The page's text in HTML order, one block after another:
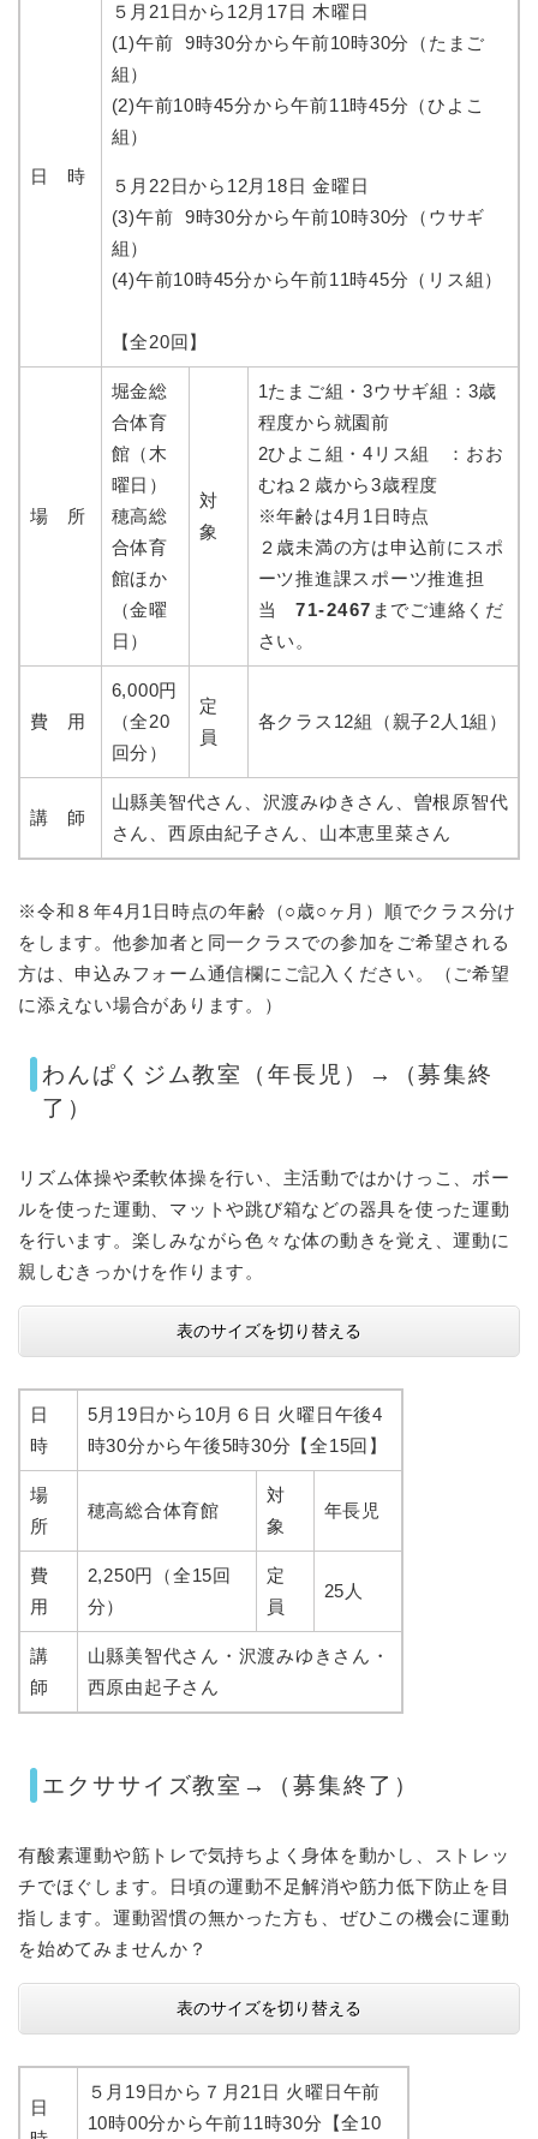
日 時
５月21日から12月17日 木曜日
(1)午前 9時30分から午前10時30分（たまご
組）
(2)午前10時45分から午前11時45分（ひよこ
組）
５月22日から12月18日 金曜日
(3)午前 9時30分から午前10時30分（ウサギ
組）
(4)午前10時45分から午前11時45分（リス組）
【全20回】
場 所
堀金総
合体育
館（木
曜日）
​穂高総
合体育
館ほか
（金曜
日）
対
象
1たまご組・3ウサギ組：3歳
程度から就園前
2ひよこ組・4リス組 ：おお
むね２歳から3歳程度
※年齢は4月1日時点
２歳未満の方は申込前にスポ
ーツ推進課スポーツ推進担
当 71-2467 までご連絡くだ
さい。
費 用
6,000円
（全20
回分）
定
員
各クラス12組（親子2人1組）
講 師
山縣美智代さん、沢渡みゆきさん、曽根原智代
さん、西原由紀子さん、山本恵里菜さん
※令和８年4月1日時点の年齢（○歳○ヶ月）順でクラス分け
をします。他参加者と同一クラスでの参加をご希望される
方は、申込みフォーム通信欄にご記入ください。（ご希望
に添えない場合があります。）
わんぱくジム教室（年長児）→（募集終
了）​​
リズム体操や柔軟体操を行い、主活動ではかけっこ、ボー
ルを使った運動、マットや跳び箱などの器具を使った運動
を行います。楽しみながら色々な体の動きを覚え、運動に
親しむきっかけを作ります。
表のサイズを切り替える
日
時
5月19日から10月６日 火曜日午後4
時30分から午後5時30分【全15回】
場
所
穂高総合体育館
対
象
年長児
費
用
2,250円（全15回
分）
定
員
25人
講
師
山縣美智代さん・沢渡みゆきさん・
西原由起子さん
エクササイズ教室→（募集終了）​​
有酸素運動や筋トレで気持ちよく身体を動かし、ストレッ
チでほぐします。日頃の運動不足解消や筋力低下防止を目
指します。運動習慣の無かった方も、ぜひこの機会に運動
を始めてみませんか？
表のサイズを切り替える
日
５月19日から７月21日 火曜日午前
10時00分から午前11時30分【全10